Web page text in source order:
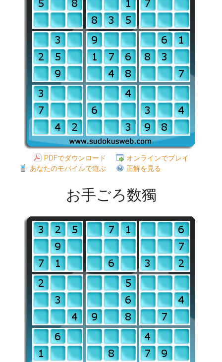
PDFでダウンロード
オンラインでプレイ
あなたのモバイルで遊ぶ
正解を見る
お手ごろ数獨